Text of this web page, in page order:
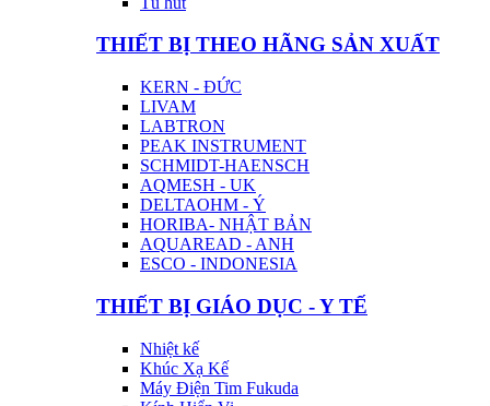
THIẾT BỊ THEO HÃNG SẢN XUẤT
KERN - ĐỨC
LIVAM
LABTRON
PEAK INSTRUMENT
SCHMIDT-HAENSCH
AQMESH - UK
DELTAOHM - Ý
HORIBA- NHẬT BẢN
AQUAREAD - ANH
ESCO - INDONESIA
THIẾT BỊ GIÁO DỤC - Y TẾ
Nhiệt kế
Khúc Xạ Kế
Máy Điện Tim Fukuda